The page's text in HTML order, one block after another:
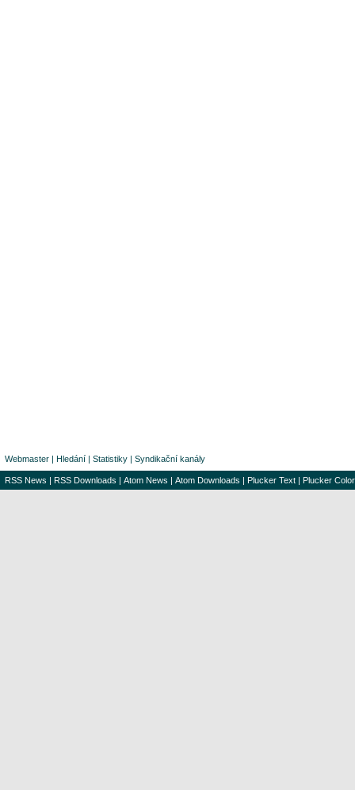
Webmaster | Hledání | Statistiky | Syndikační kanály
RSS News | RSS Downloads | Atom News | Atom Downloads | Plucker Text | Plucker Color